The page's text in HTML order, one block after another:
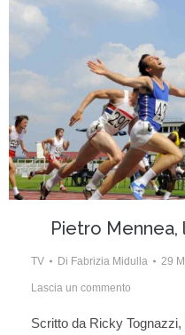
Pietro Mennea,
TV Di Fabrizia Midulla 29
Lascia un commento
Scritto da Ricky